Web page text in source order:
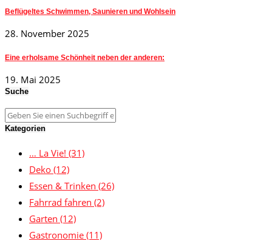
Beflügeltes Schwimmen, Saunieren und Wohlsein
28. November 2025
Eine erholsame Schönheit neben der anderen:
19. Mai 2025
Suche
Kategorien
… La Vie! (31)
Deko (12)
Essen & Trinken (26)
Fahrrad fahren (2)
Garten (12)
Gastronomie (11)